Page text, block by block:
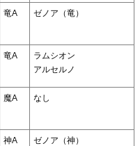
竜A ゼノア（竜）
竜A
ラムシオン
アルセルノ
魔A なし
神A ゼノア（神）